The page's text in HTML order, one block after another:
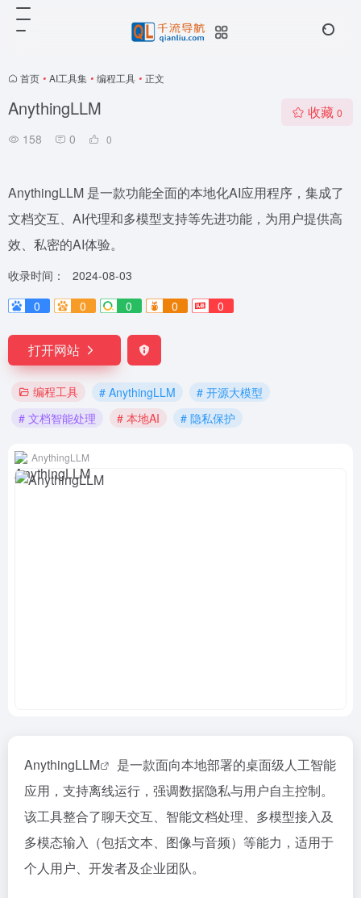
首页 • AI工具集 • 编程工具 • 正文
AnythingLLM
158 0 0
收藏 0
AnythingLLM 是一款功能全面的本地化AI应用程序，集成了
文档交互、AI代理和多模型支持等先进功能，为用户提供高
效、私密的AI体验。
收录时间：
2024-08-03
0
0 0 0 0
打开网站
编程工具 # AnythingLLM
# 开源大模型
# 文档智能处理
# 本地AI # 隐私保护
AnythingLLM
AnythingLLM
是一款面向本地部署的桌面级人工智能
应用，支持离线运行，强调数据隐私与用户自主控制。
该工具整合了聊天交互、智能文档处理、多模型接入及
多模态输入（包括文本、图像与音频）等能力，适用于
个人用户、开发者及企业团队。